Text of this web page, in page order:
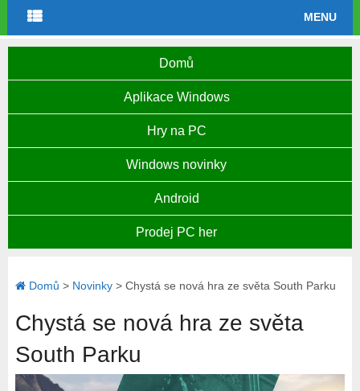
MENU
Domů
Aplikace Windows
Hry na PC
Windows novinky
Android
Prodej PC her
Domů > Novinky> Chystá se nová hra ze světa South Parku
Chystá se nová hra ze světa
South Parku